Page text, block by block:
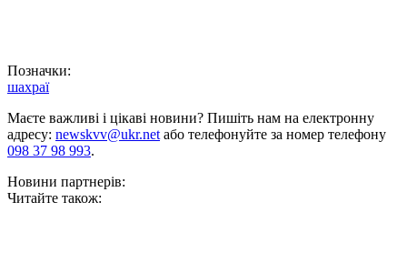
Позначки:
шахраї
Маєте важливі і цікаві новини? Пишіть нам на електронну
адресу: newskvv@ukr.netабо телефонуйте за номер телефону
098 37 98 993.
Новини партнерів:
Читайте також: